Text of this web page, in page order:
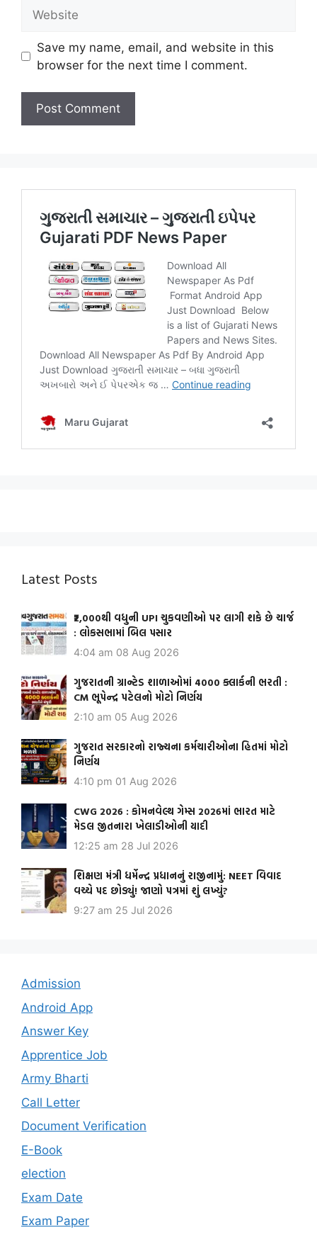
Save my name, email, and website in this
browser for the next time I comment.
Latest Posts
₹2,000થી વધુની UPI ચુકવણીઓ પર લાગી શકે છે ચાર્જ
: લોકસભામાં બિલ પસાર
4:04 am 08 Aug 2026
ગુજરાતની ગ્રાન્ટેડ શાળાઓમાં 4000 ક્લાર્કની ભરતી :
CM ભૂપેન્દ્ર પટેલનો મોટો નિર્ણય
2:10 am 05 Aug 2026
ગુજરાત સરકારનો રાજ્યના કર્મચારીઓના હિતમાં મોટો
નિર્ણય
4:10 pm 01 Aug 2026
CWG 2026 : કોમનવેલ્થ ગેમ્સ 2026માં ભારત માટે
મેડલ જીતનારા ખેલાડીઓની યાદી
12:25 am 28 Jul 2026
શિક્ષણ મંત્રી ધર્મેન્દ્ર પ્રધાનનું રાજીનામું: NEET વિવાદ
વચ્ચે પદ છોડ્યું! જાણો પત્રમાં શું લખ્યું?
9:27 am 25 Jul 2026
Admission
Android App
Answer Key
Apprentice Job
Army Bharti
Call Letter
Document Verification
E-Book
election
Exam Date
Exam Paper